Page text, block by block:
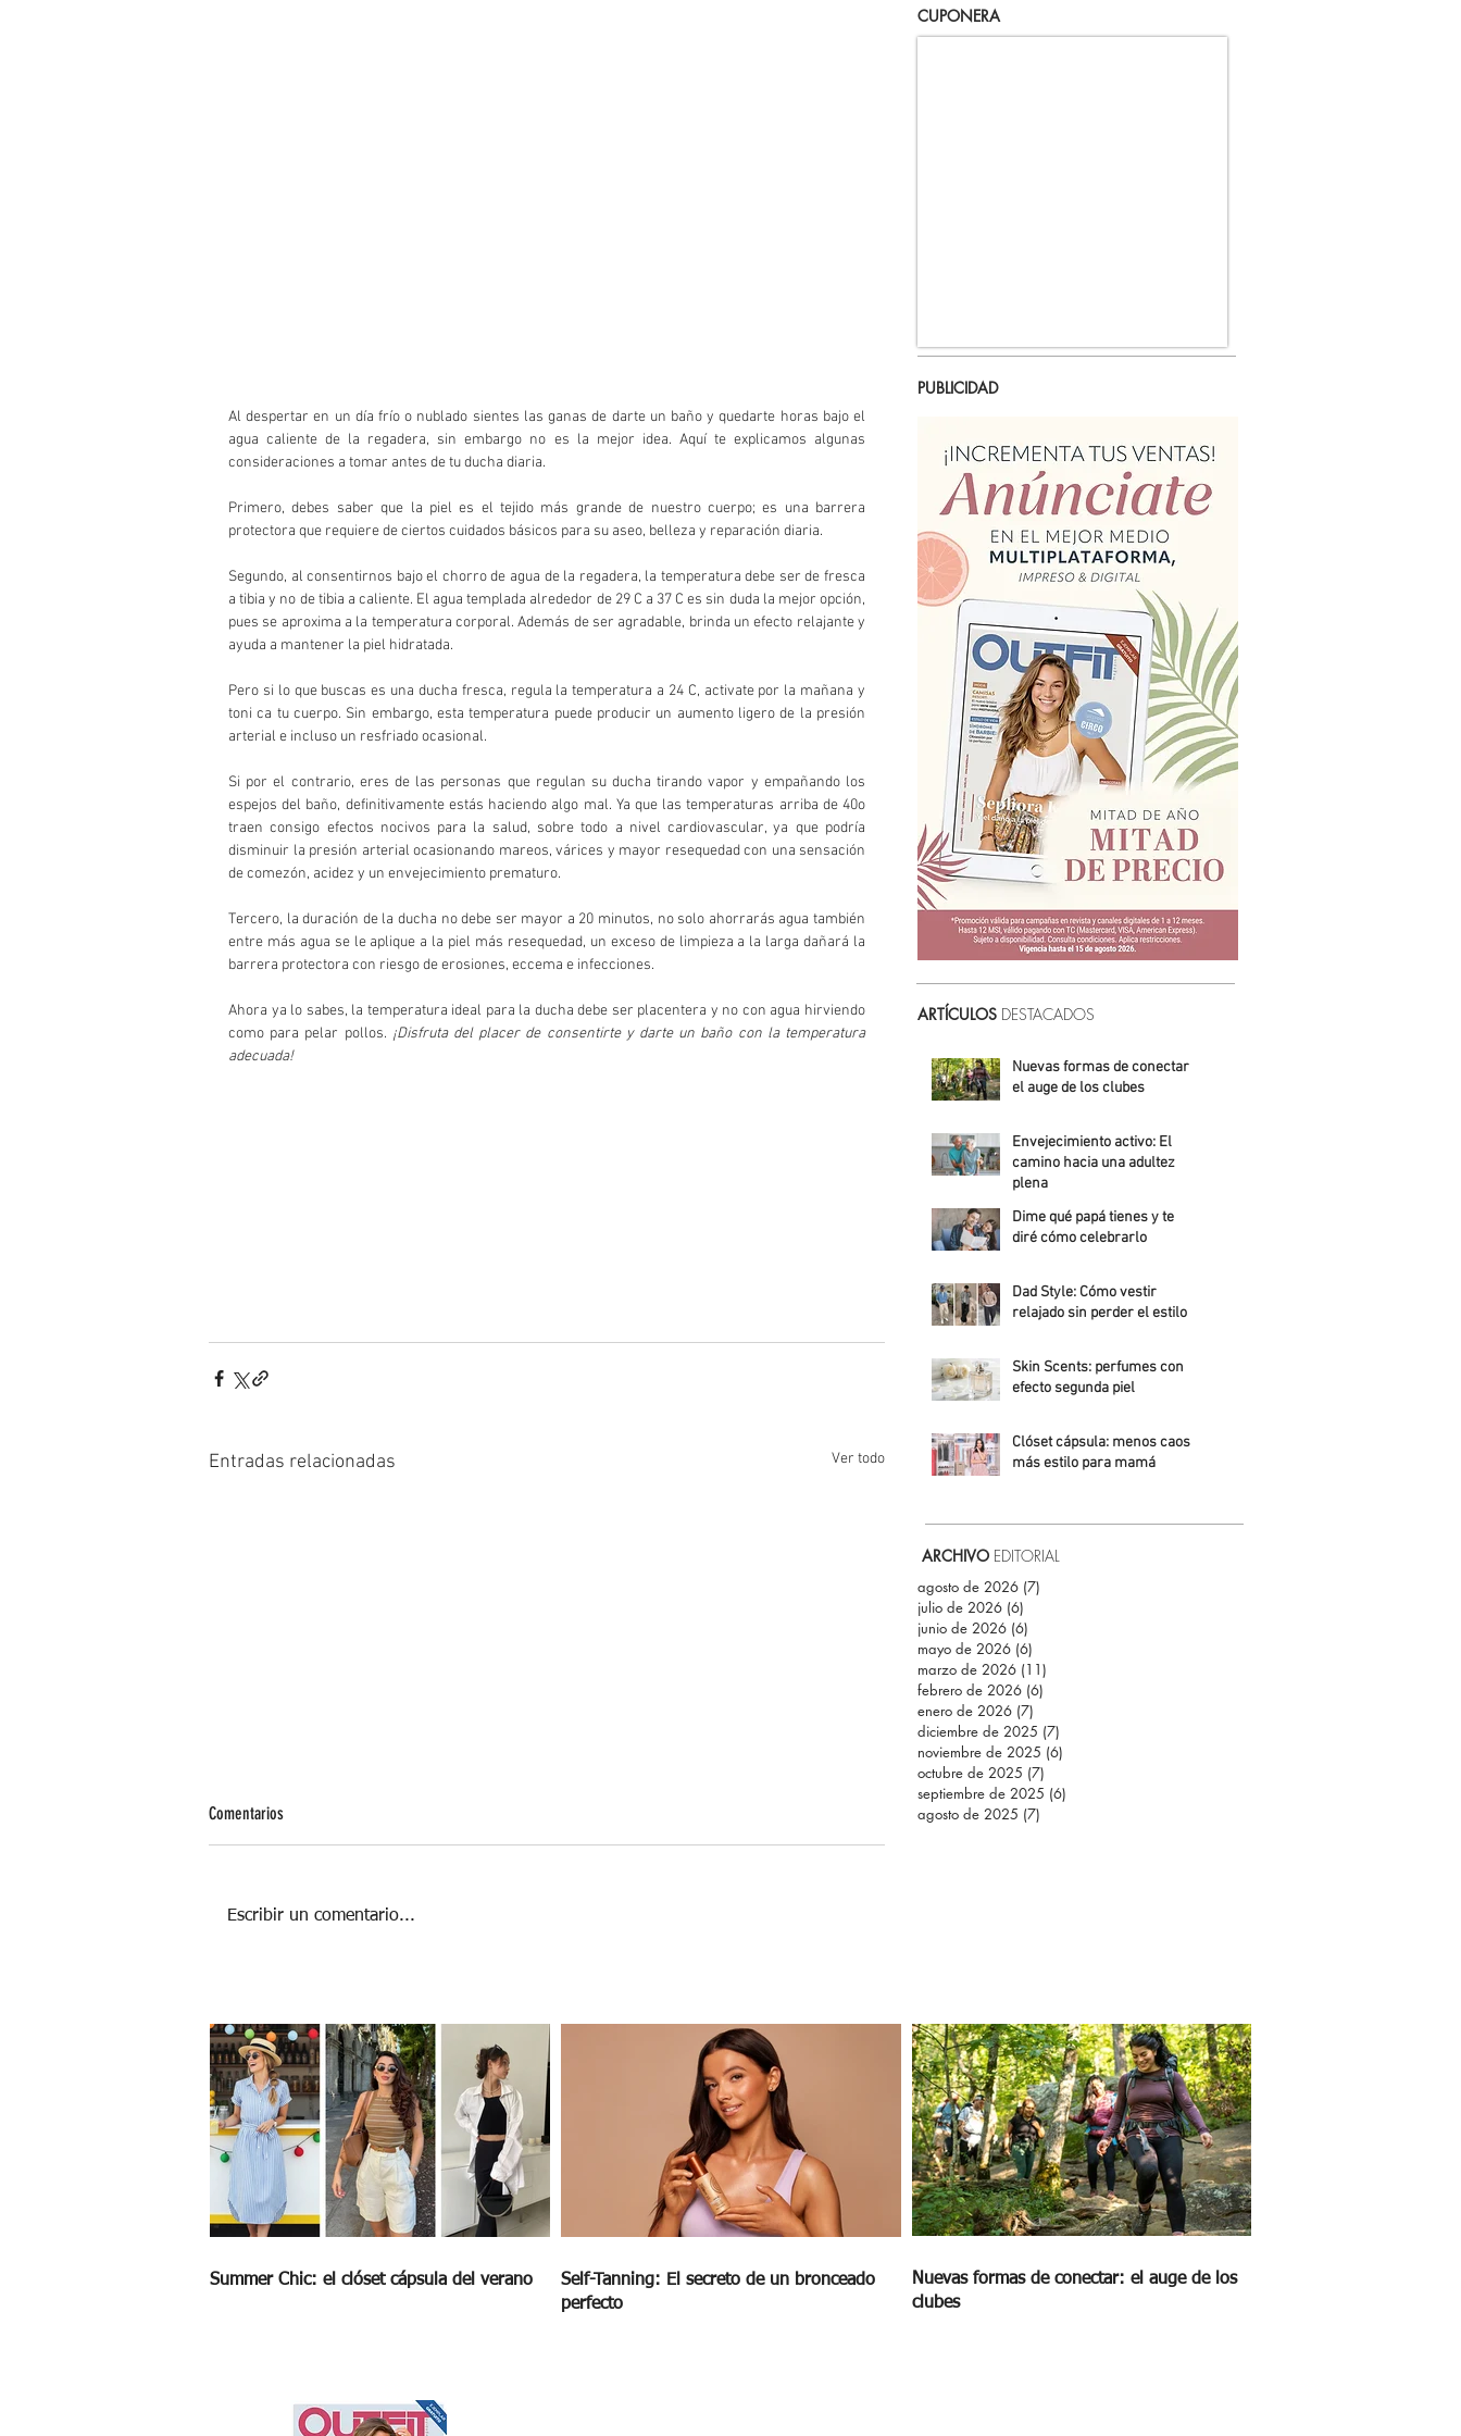
Al despertar en un día frío o nublado sientes las ganas de darte un baño y quedarte horas bajo el
agua caliente de la regadera, sin embargo no es la mejor idea. Aquí te explicamos algunas
consideraciones a tomar antes de tu ducha diaria.
Primero, debes saber que la piel es el tejido más grande de nuestro cuerpo; es una barrera
protectora que requiere de ciertos cuidados básicos para su aseo, belleza y reparación diaria.
Segundo, al consentirnos bajo el chorro de agua de la regadera, la temperatura debe ser de fresca
a tibia y no de tibia a caliente. El agua templada alrededor de 29 C a 37 C es sin duda la mejor opción,
pues se aproxima a la temperatura corporal. Además de ser agradable, brinda un efecto relajante y
ayuda a mantener la piel hidratada.
Pero si lo que buscas es una ducha fresca, regula la temperatura a 24 C, activate por la mañana y
toni ca tu cuerpo. Sin embargo, esta temperatura puede producir un aumento ligero de la presión
arterial e incluso un resfriado ocasional.
Si por el contrario, eres de las personas que regulan su ducha tirando vapor y empañando los
espejos del baño, definitivamente estás haciendo algo mal. Ya que las temperaturas arriba de 40o
traen consigo efectos nocivos para la salud, sobre todo a nivel cardiovascular, ya que podría
disminuir la presión arterial ocasionando mareos, várices y mayor resequedad con una sensación
de comezón, acidez y un envejecimiento prematuro.
Tercero, la duración de la ducha no debe ser mayor a 20 minutos, no solo ahorrarás agua también
entre más agua se le aplique a la piel más resequedad, un exceso de limpieza a la larga dañará la
barrera protectora con riesgo de erosiones, eccema e infecciones.
Ahora ya lo sabes, la temperatura ideal para la ducha debe ser placentera y no con agua hirviendo
como para pelar pollos. ¡Disfruta del placer de consentirte y darte un baño con la temperatura
adecuada!
Entradas relacionadas Ver todo
Comentarios
Escribir un comentario...
CUPONERA
PUBLICIDAD
ARTÍCULOS DESTACADOS
Nuevas formas de conectar:
el auge de los clubes
Envejecimiento activo: El
camino hacia una adultez
plena
Alejandra Roldán
Dime qué papá tienes y te
diré cómo celebrarlo
Dad Style: Cómo vestir
relajado sin perder el estilo
Skin Scents: perfumes con
efecto segunda piel
Clóset cápsula: menos caos,
más estilo para mamá
ARCHIVO EDITORIAL
agosto de 2026 (7)
julio de 2026 (6)
junio de 2026 (6)
mayo de 2026 (6)
marzo de 2026 (11)
febrero de 2026 (6)
enero de 2026 (7)
diciembre de 2025 (7)
noviembre de 2025 (6)
octubre de 2025 (7)
septiembre de 2025 (6)
agosto de 2025 (7)
Summer Chic: el clóset cápsula del verano
Self-Tanning: El secreto de un bronceado
perfecto
Nuevas formas de conectar: el auge de los
clubes